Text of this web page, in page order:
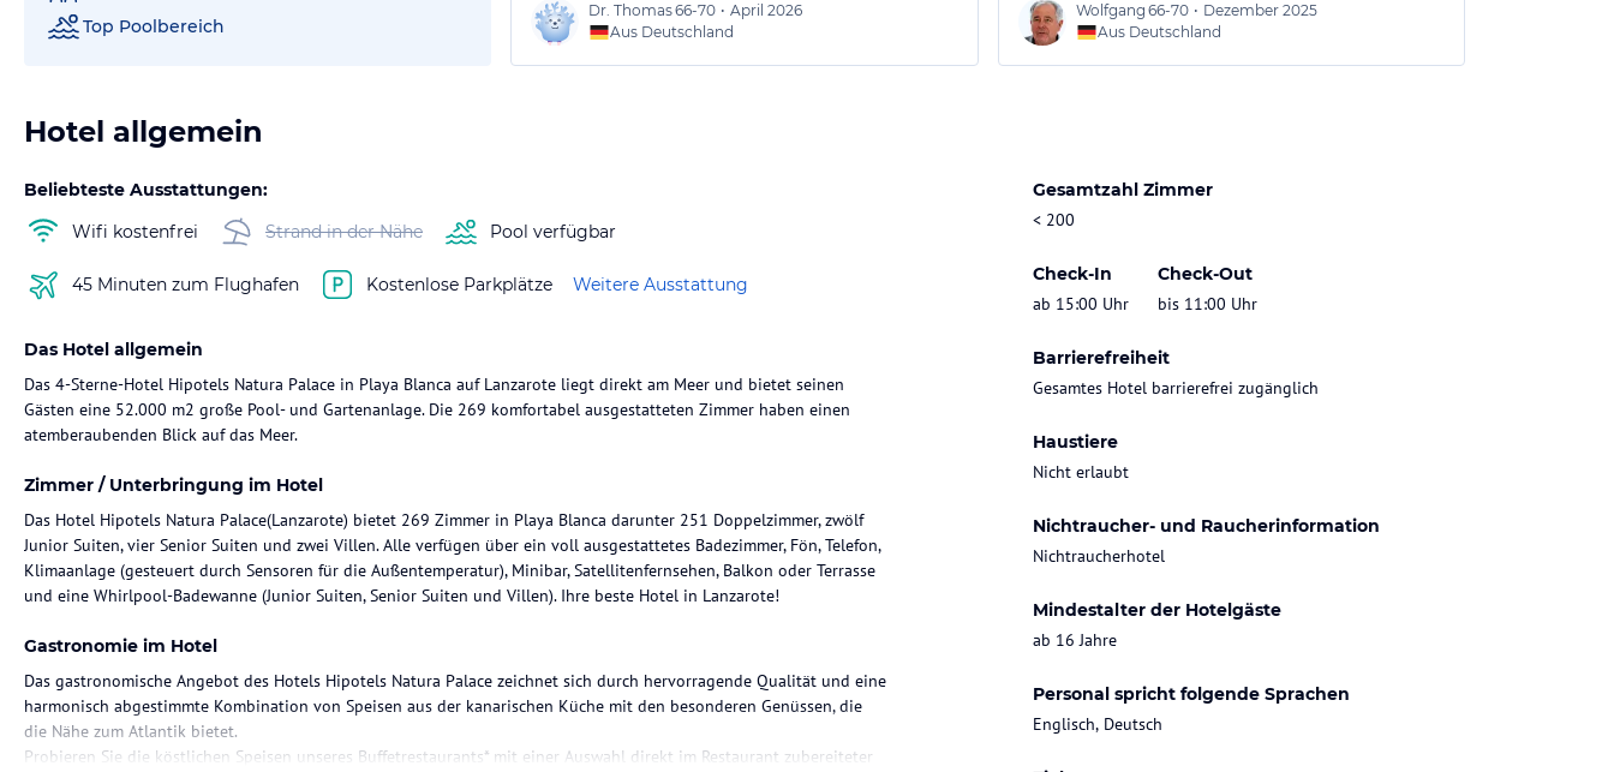
Top Poolbereich
Dr. Thomas66-70 • April 2026
Aus Deutschland
Wolfgang 66-70 • Dezember 2025
Aus Deutschland
Hotel allgemein
Beliebteste Ausstattungen:
Wifi kostenfrei
Strand in der Nähe Pool verfügbar
45 Minuten zum Flughafen Kostenlose Parkplätze Weitere Ausstattung
Gesamtzahl Zimmer
< 200
Check-In
ab 15:00 Uhr
Check-Out
bis 11:00 Uhr
Barrierefreiheit
Gesamtes Hotel barrierefrei zugänglich
Haustiere
Nicht erlaubt
Nichtraucher- und Raucherinformation
Nichtraucherhotel
Mindestalter der Hotelgäste
ab 16 Jahre
Personal spricht folgende Sprachen
Englisch, Deutsch
Das Hotel allgemein
Das 4-Sterne-Hotel Hipotels Natura Palace in Playa Blanca auf Lanzarote liegt direkt am Meer und bietet seinen
Gästen eine 52.000 m2 große Pool- und Gartenanlage. Die 269 komfortabel ausgestatteten Zimmer haben einen
atemberaubenden Blick auf das Meer.
Zimmer / Unterbringung im Hotel
Das Hotel Hipotels Natura Palace(Lanzarote) bietet 269 Zimmer in Playa Blanca darunter 251 Doppelzimmer, zwölf
Junior Suiten, vier Senior Suiten und zwei Villen. Alle verfügen über ein voll ausgestattetes Badezimmer, Fön, Telefon,
Klimaanlage (gesteuert durch Sensoren für die Außentemperatur), Minibar, Satellitenfernsehen, Balkon oder Terrasse
und eine Whirlpool-Badewanne (Junior Suiten, Senior Suiten und Villen). Ihre beste Hotel in Lanzarote!
Gastronomie im Hotel
Das gastronomische Angebot des Hotels Hipotels Natura Palace zeichnet sich durch hervorragende Qualität und eine
harmonisch abgestimmte Kombination von Speisen aus der kanarischen Küche mit den besonderen Genüssen, die
die Nähe zum Atlantik bietet.
Probieren Sie die köstlichen Speisen unseres Buffetrestaurants* mit einer Auswahl direkt im Restaurant zubereiteter